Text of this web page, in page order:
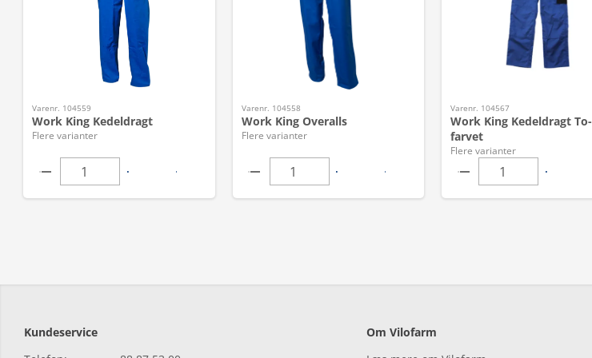
Varenr. 104559
Work King Kedeldragt
Flere varianter
Varenr. 104558
Work King Overalls
Flere varianter
Varenr. 104567
Work King Kedeldragt To-
farvet
Flere varianter
Kundeservice
Om Vilofarm